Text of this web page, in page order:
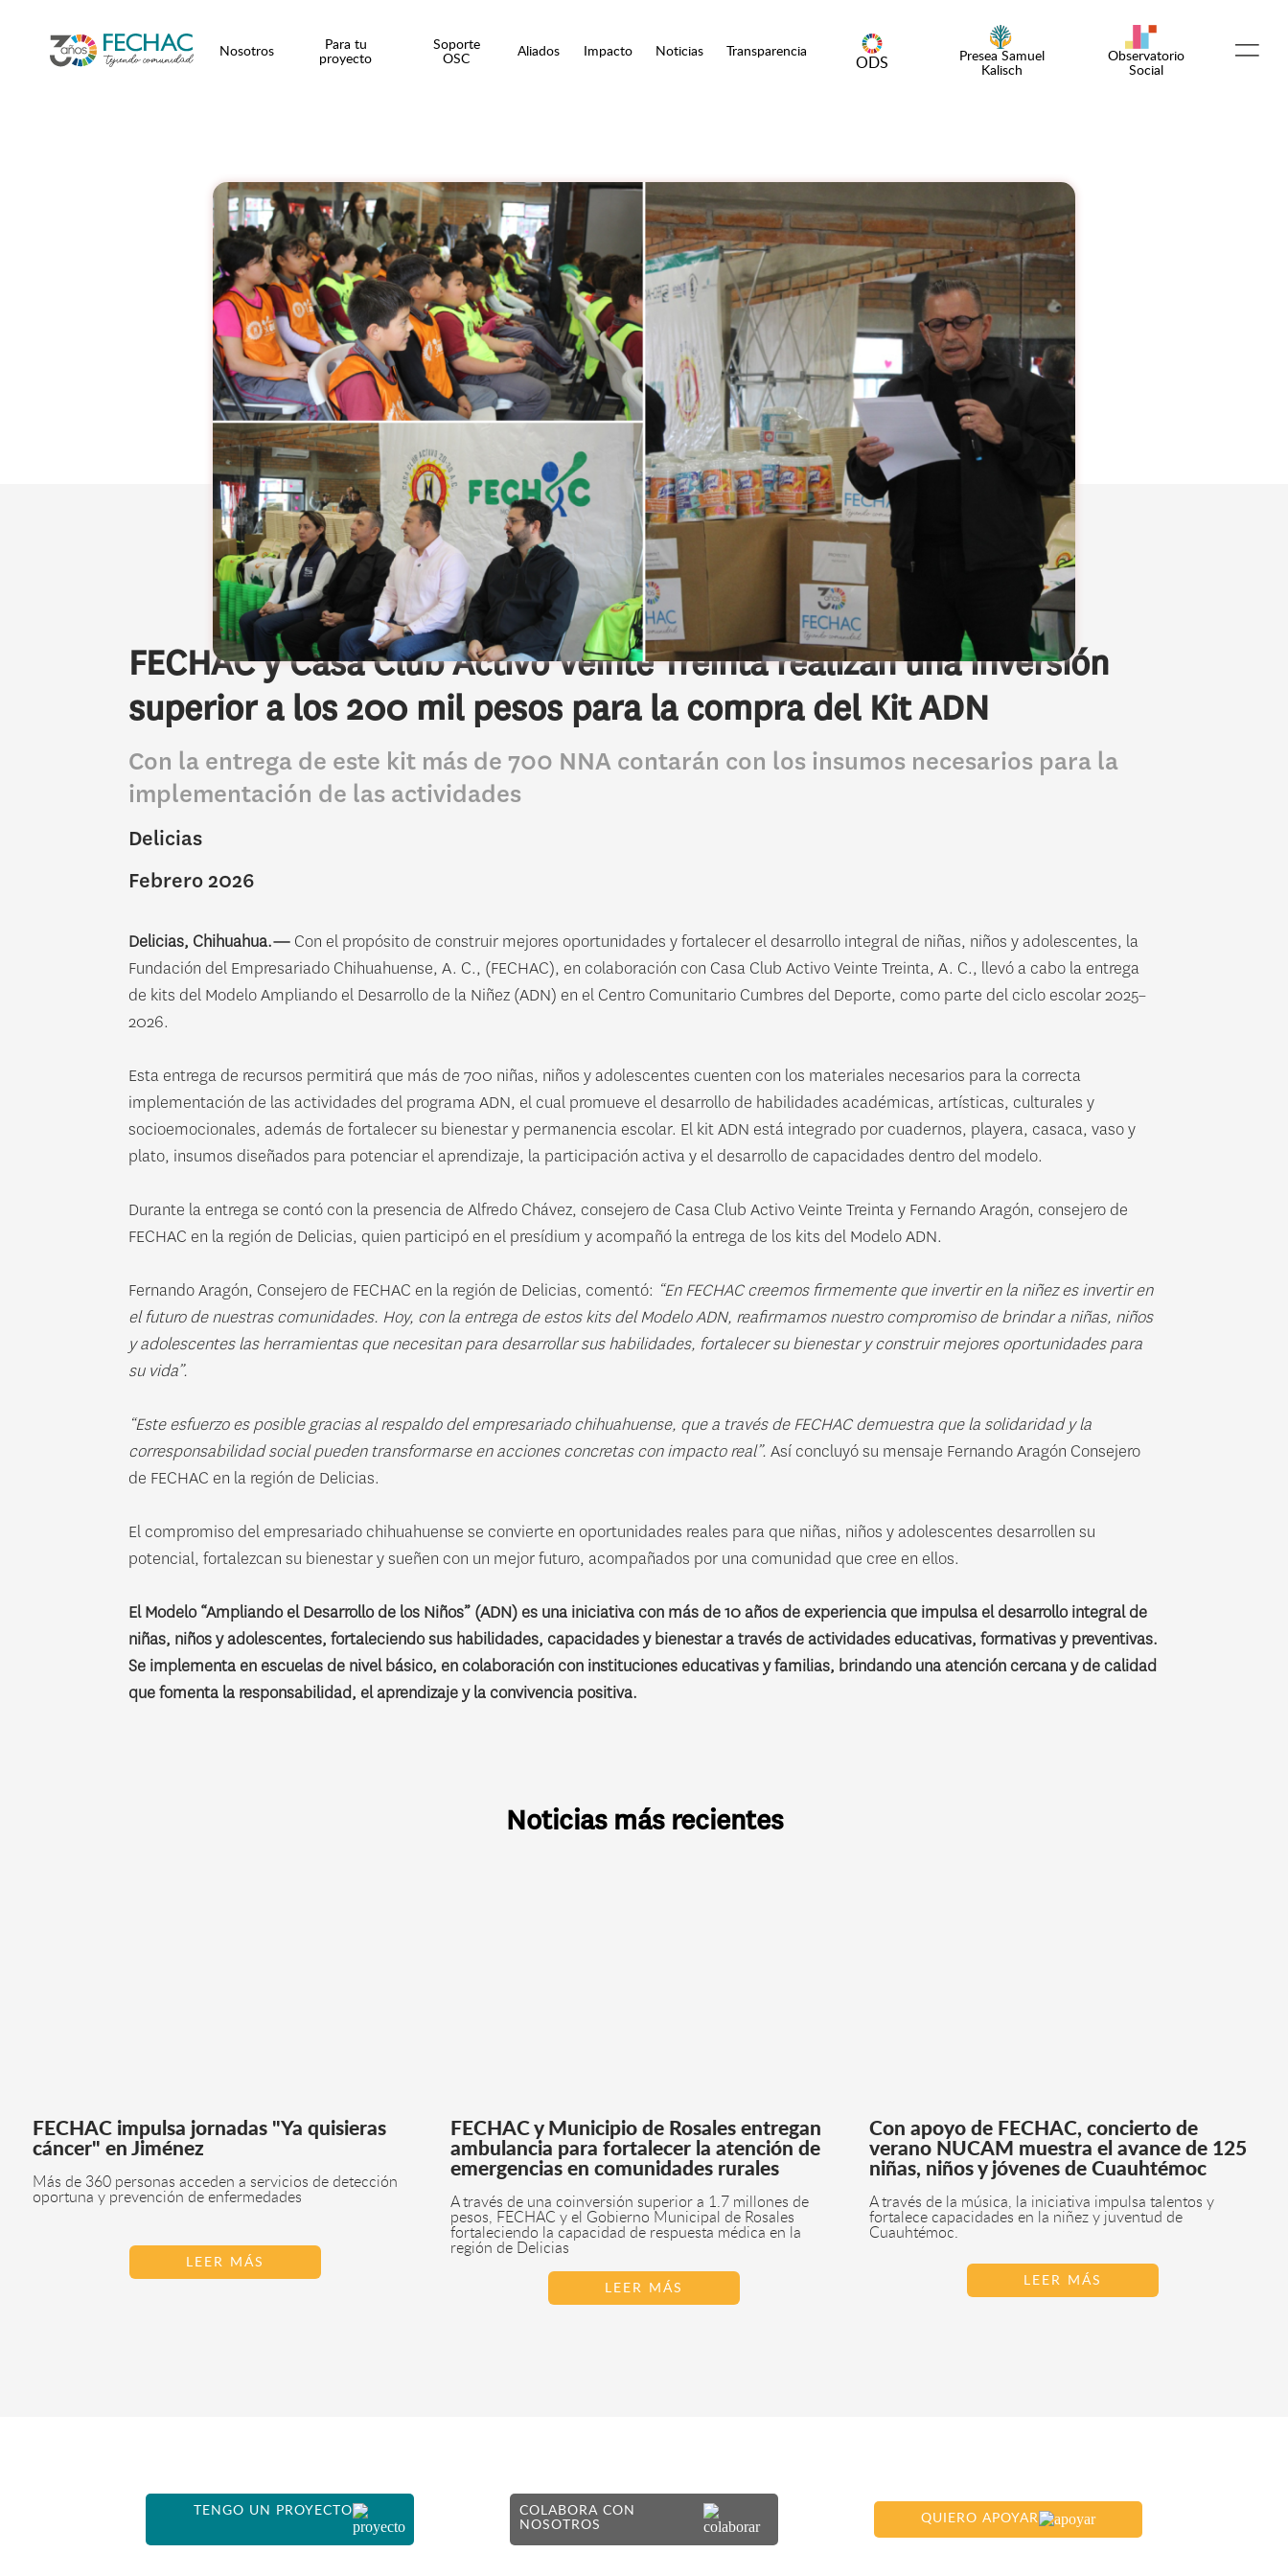
Nosotros
Para tu
proyecto
Soporte
OSC
Aliados Impacto Noticias Transparencia
ODS
Presea Samuel
Kalisch
Observatorio
Social
FECHAC y Casa Club Activo Veinte Treinta realizan una inversión
superior a los 200 mil pesos para la compra del Kit ADN
Con la entrega de este kit más de 700 NNA contarán con los insumos necesarios para la
implementación de las actividades
Delicias
Febrero 2026
Delicias, Chihuahua.— Con el propósito de construir mejores oportunidades y fortalecer el desarrollo integral de niñas, niños y adolescentes, la
Fundación del Empresariado Chihuahuense, A. C., (FECHAC), en colaboración con Casa Club Activo Veinte Treinta, A. C., llevó a cabo la entrega
de kits del Modelo Ampliando el Desarrollo de la Niñez (ADN) en el Centro Comunitario Cumbres del Deporte, como parte del ciclo escolar 2025–
2026.
Esta entrega de recursos permitirá que más de 700 niñas, niños y adolescentes cuenten con los materiales necesarios para la correcta
implementación de las actividades del programa ADN, el cual promueve el desarrollo de habilidades académicas, artísticas, culturales y
socioemocionales, además de fortalecer su bienestar y permanencia escolar. El kit ADN está integrado por cuadernos, playera, casaca, vaso y
plato, insumos diseñados para potenciar el aprendizaje, la participación activa y el desarrollo de capacidades dentro del modelo.
Durante la entrega se contó con la presencia de Alfredo Chávez, consejero de Casa Club Activo Veinte Treinta y Fernando Aragón, consejero de
FECHAC en la región de Delicias, quien participó en el presídium y acompañó la entrega de los kits del Modelo ADN.
Fernando Aragón, Consejero de FECHAC en la región de Delicias, comentó: “En FECHAC creemos firmemente que invertir en la niñez es invertir en
el futuro de nuestras comunidades. Hoy, con la entrega de estos kits del Modelo ADN, reafirmamos nuestro compromiso de brindar a niñas, niños
y adolescentes las herramientas que necesitan para desarrollar sus habilidades, fortalecer su bienestar y construir mejores oportunidades para
su vida”.
“Este esfuerzo es posible gracias al respaldo del empresariado chihuahuense, que a través de FECHAC demuestra que la solidaridad y la
corresponsabilidad social pueden transformarse en acciones concretas con impacto real”. Así concluyó su mensaje Fernando Aragón Consejero
de FECHAC en la región de Delicias.
El compromiso del empresariado chihuahuense se convierte en oportunidades reales para que niñas, niños y adolescentes desarrollen su
potencial, fortalezcan su bienestar y sueñen con un mejor futuro, acompañados por una comunidad que cree en ellos.
El Modelo “Ampliando el Desarrollo de los Niños” (ADN) es una iniciativa con más de 10 años de experiencia que impulsa el desarrollo integral de
niñas, niños y adolescentes, fortaleciendo sus habilidades, capacidades y bienestar a través de actividades educativas, formativas y preventivas.
Se implementa en escuelas de nivel básico, en colaboración con instituciones educativas y familias, brindando una atención cercana y de calidad
que fomenta la responsabilidad, el aprendizaje y la convivencia positiva.
Noticias más recientes
FECHAC impulsa jornadas "Ya quisieras
cáncer" en Jiménez
Más de 360 personas acceden a servicios de detección
oportuna y prevención de enfermedades
LEER MÁS
FECHAC y Municipio de Rosales entregan
ambulancia para fortalecer la atención de
emergencias en comunidades rurales
A través de una coinversión superior a 1.7 millones de
pesos, FECHAC y el Gobierno Municipal de Rosales
fortaleciendo la capacidad de respuesta médica en la
región de Delicias
LEER MÁS
Con apoyo de FECHAC, concierto de
verano NUCAM muestra el avance de 125
niñas, niños y jóvenes de Cuauhtémoc
A través de la música, la iniciativa impulsa talentos y
fortalece capacidades en la niñez y juventud de
Cuauhtémoc.
LEER MÁS
TENGO UN PROYECTO
COLABORA CON
NOSOTROS
QUIERO APOYAR